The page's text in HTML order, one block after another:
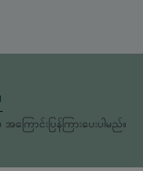
ောင်းပြန်ကြားပေးပါမည်။